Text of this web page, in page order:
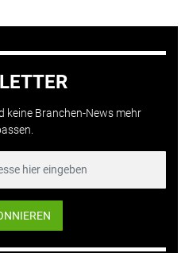
keine Branchen-News mehr